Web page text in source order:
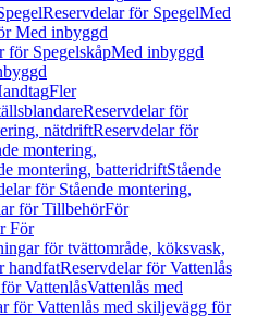
Reservdelar för SpegelMed
Med inbyggd
för SpegelskåpMed inbyggd
Fler
Reservdelar för
nätdriftReservdelar för
montering,
montering, batteridriftStående
för Stående montering,
för TillbehörFör
För
för tvättområde, köksvask,
handfatReservdelar för Vattenlås
VattenlåsVattenlås med
för Vattenlås med skiljevägg för